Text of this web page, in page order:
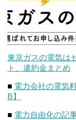
東京ガスの電気は
ト、違約金まとめ
■ 電力会社の電気
B】
■ 電力自由化の記